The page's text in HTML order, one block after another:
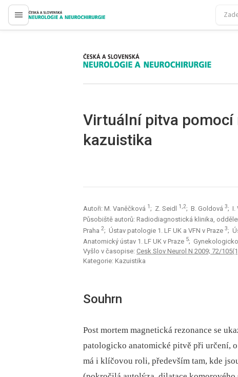
proLékaře.cz
proLékaře.cz
Virtuální pitva pomocí
kazuistika
Autoři: M. Vaněčková 1 ; Z. Seidl 1,2; B. Goldová 3; I.
Působiště autorů: Radiodiagnostická klinika,
Praha 2; Ústav patologie 1. LF UK a VFN v Praze 3;
Anatomický ústav 1. LF UK v Praze 5;
Vyšlo v časopise: Cesk Slov Neurol N 2009; 72/
Kategorie: Kazuistika
Souhrn
Post mortem magnetická rezonance se
patologicko anatomické pitvě při určení,
má i klíčovou roli, především tam, kde